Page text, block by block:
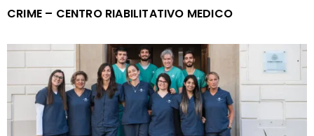
CRIME – CENTRO RIABILITATIVO MEDICO